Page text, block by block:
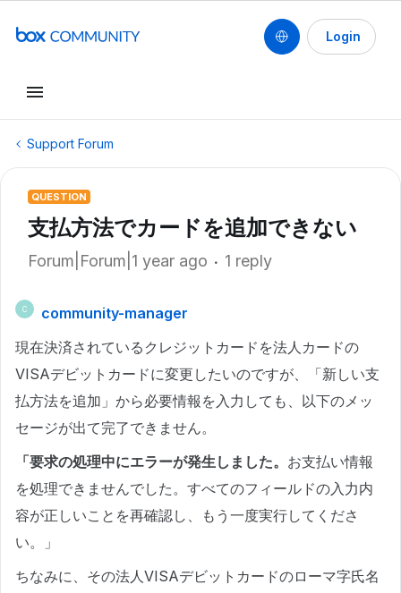
Login
Support Forum
QUESTION
支払方法でカードを追加できない
Forum|Forum|1 year ago 1 reply
C
community-manager
現在決済されているクレジットカードを法人カードの
VISAデビットカードに変更したいのですが、「新しい支
払方法を追加」から必要情報を入力しても、以下のメッ
セージが出て完了できません。
「要求の処理中にエラーが発生しました。 お支払い情報
を処理できませんでした。すべてのフィールドの入力内
容が正しいことを再確認し、もう一度実行してくださ
い。」
ちなみに、その法人VISAデビットカードのローマ字氏名